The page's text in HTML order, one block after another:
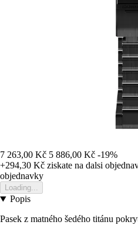
7 263,00 Kč 5 886,00 Kč -19%
+294,30 Kč ziskate na dalsi
objednavky
Loading...
Popis
Pasek z matného šedého titánu